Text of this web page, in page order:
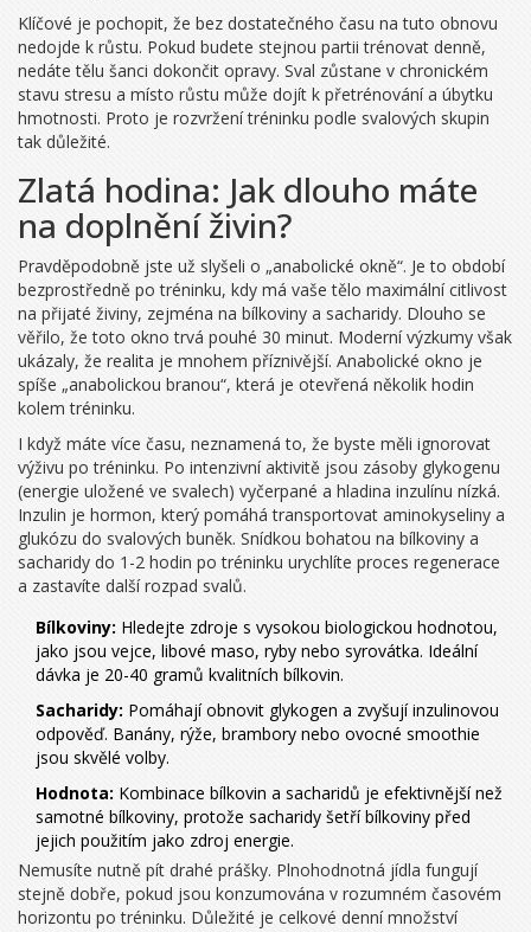
Klíčové je pochopit, že bez dostatečného času na tuto obnovu
nedojde k růstu. Pokud budete stejnou partii trénovat denně,
nedáte tělu šanci dokončit opravy. Sval zůstane v chronickém
stavu stresu a místo růstu může dojít k přetrénování a úbytku
hmotnosti. Proto je rozvržení tréninku podle svalových skupin
tak důležité.
Zlatá hodina: Jak dlouho máte
na doplnění živin?
Pravděpodobně jste už slyšeli o „anabolické okně“. Je to období
bezprostředně po tréninku, kdy má vaše tělo maximální citlivost
na přijaté živiny, zejména na bílkoviny a sacharidy. Dlouho se
věřilo, že toto okno trvá pouhé 30 minut. Moderní výzkumy však
ukázaly, že realita je mnohem příznivější. Anabolické okno je
spíše „anabolickou branou“, která je otevřená několik hodin
kolem tréninku.
I když máte více času, neznamená to, že byste měli ignorovat
výživu po tréninku. Po intenzivní aktivitě jsou zásoby glykogenu
(energie uložené ve svalech) vyčerpané a hladina inzulínu nízká.
Inzulin je hormon, který pomáhá transportovat aminokyseliny a
glukózu do svalových buněk. Snídkou bohatou na bílkoviny a
sacharidy do 1-2 hodin po tréninku urychlíte proces regenerace
a zastavíte další rozpad svalů.
Bílkoviny: Hledejte zdroje s vysokou biologickou hodnotou,
jako jsou vejce, libové maso, ryby nebo syrovátka. Ideální
dávka je 20-40 gramů kvalitních bílkovin.
Sacharidy: Pomáhají obnovit glykogen a zvyšují inzulinovou
odpověď. Banány, rýže, brambory nebo ovocné smoothie
jsou skvělé volby.
Hodnota: Kombinace bílkovin a sacharidů je efektivnější než
samotné bílkoviny, protože sacharidy šetří bílkoviny před
jejich použitím jako zdroj energie.
Nemusíte nutně pít drahé prášky. Plnohodnotná jídla fungují
stejně dobře, pokud jsou konzumována v rozumném časovém
horizontu po tréninku. Důležité je celkové denní množství